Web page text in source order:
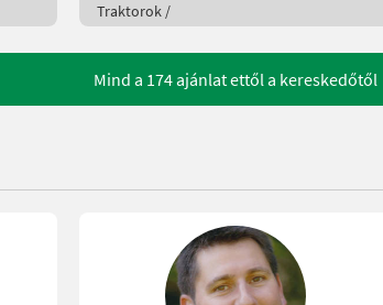
Traktorok /
Mind a 174 ajánlat ettől a kereskedőtől